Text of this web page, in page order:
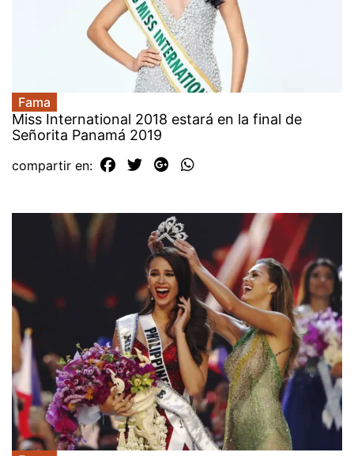
Fama
Miss International 2018 estará en la final de
Señorita Panamá 2019
compartir en: